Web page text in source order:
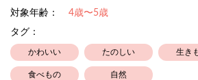
対象年齢：
4歳〜5歳
タグ：
かわいい たのしい 生き
食べもの 自然